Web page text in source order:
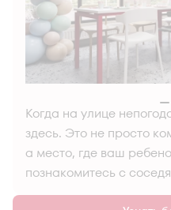
Когда на улице
здесь. Это не просто
а место, где ваш
познакомитесь с